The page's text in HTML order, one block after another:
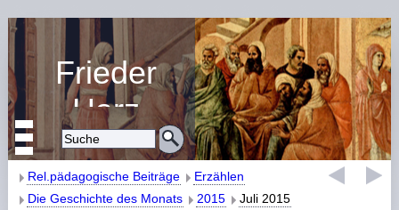
Frieder
Harz
Religiöse Erziehung
und Bildung
Rel.pädagogische Beiträge
Erzählen
Die Geschichte des Monats
2015 Juli 2015